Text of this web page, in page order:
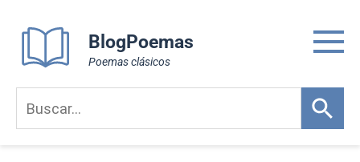
content
BlogPoemas
Poemas clásicos